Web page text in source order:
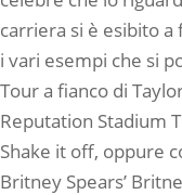
carriera si è esibito
i vari esempi che si
Tour a fianco di
Reputation Stadium
Shake it off, oppure
Britney Spears’